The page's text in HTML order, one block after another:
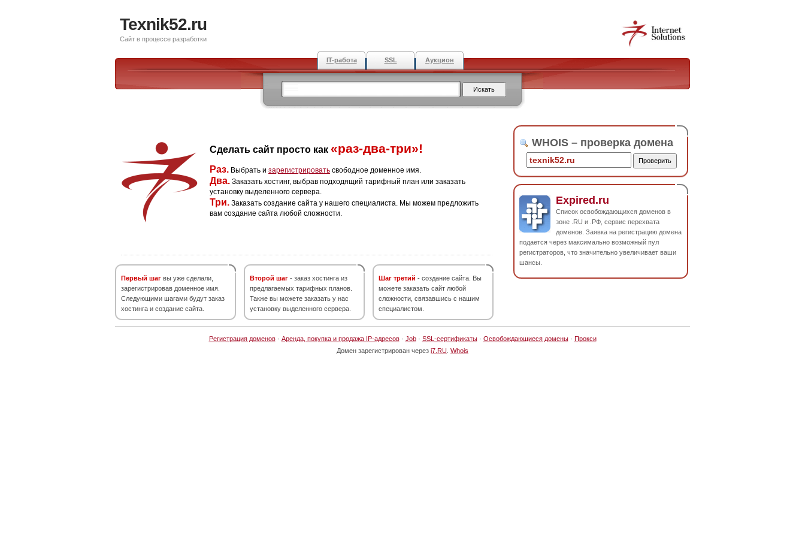
Texnik52.ru
Сайт в процессе разработки
IT-работа SSL Аукцион
Сделать сайт просто как «раз-два-три»!
Раз. Выбрать и зарегистрировать свободное доменное имя.
Два. Заказать хостинг, выбрав подходящий тарифный план или заказать
установку выделенного сервера.
Три. Заказать создание сайта у нашего специалиста. Мы можем предложить
вам создание сайта любой сложности.
Первый шаг вы уже сделали,
зарегистрировав доменное имя.
Следующими шагами будут заказ
хостинга и создание сайта.
Второй шаг - заказ хостинга из
предлагаемых тарифных планов.
Также вы можете заказать у нас
установку выделенного сервера.
Шаг третий - создание сайта. Вы
можете заказать сайт любой
сложности, связавшись с нашим
специалистом.
WHOIS – проверка домена
Expired.ru
Список освобождающихся доменов в
зоне .RU и .РФ, сервис перехвата
доменов. Заявка на регистрацию домена
подается через максимально возможный пул
регистраторов, что значительно увеличивает ваши
шансы.
Регистрация доменов· Аренда, покупка и продажа IP-адресов· Job· SSL-сертификаты· Освобождающиеся домены· Прокси
Домен зарегистрирован через i7.RU Whois